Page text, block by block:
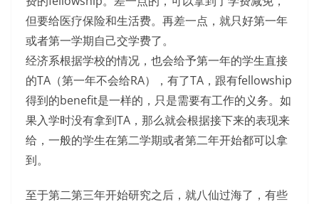
但要给医疗保险和生活费。再差一点，就只好第一年
或者第一学期自己交学费了。
经济系根据学校的情况，也会给予第一年的学生直接
的TA（第一年不会给RA），有了TA，跟有fellowship
得到的benefit是一样的，只是需要有工作的义务。如
果入学时没有拿到TA，那么就会根据接下来的表现来
给，一般的学生在第二学期或者第二年开始都可以拿
到。
至于第二第三年开始研究之后，就八仙过海了，有些